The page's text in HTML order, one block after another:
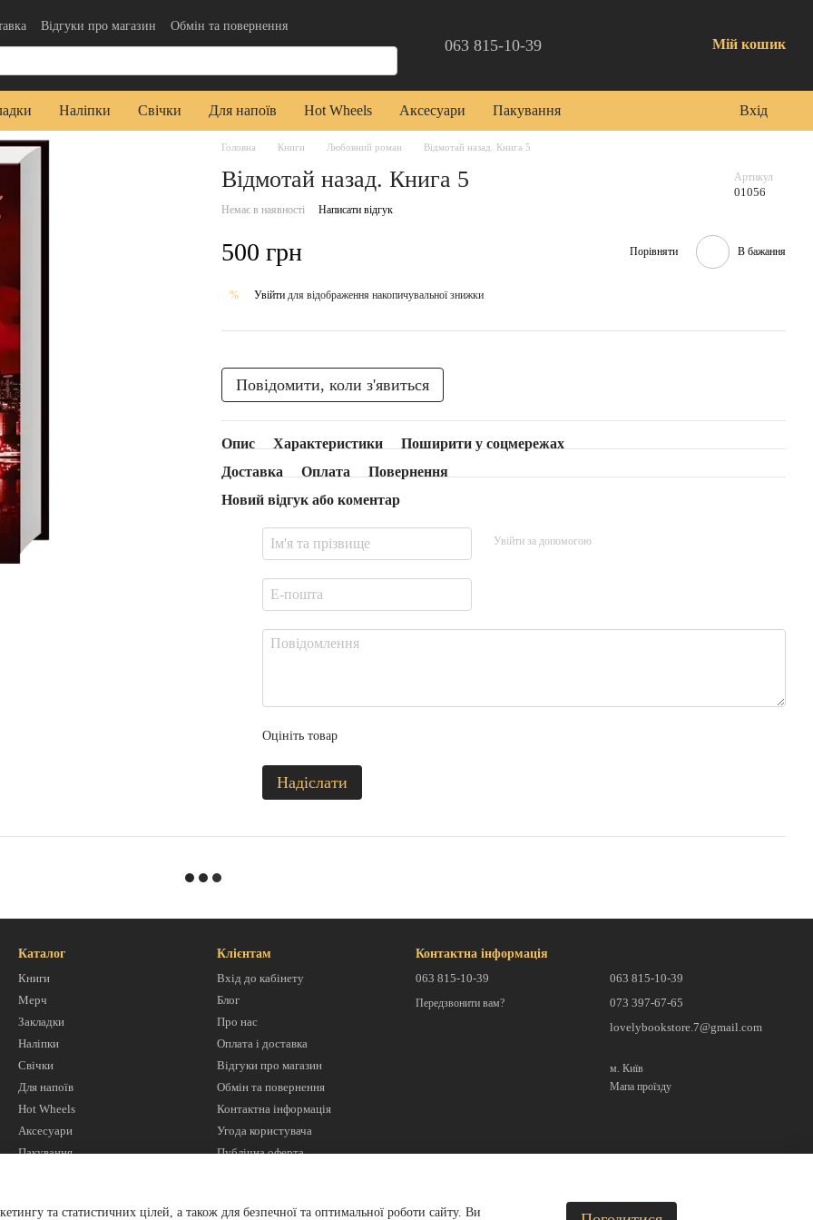
Відгуки про магазин
Обмін та повернення
користувача
Публічна оферта 063 815-10-39 Мій кошик
Наліпки Свічки Для напоїв Hot Wheels Аксесуари Пакування Вхід
Головна Книги Любовний роман Відмотай назад. Книга 5
Відмотай назад. Книга 5 Артикул
01056
Немає в наявності Написати відгук
500 грн Порівняти В бажання
% Увійти для відображення накопичувальної знижки
Повідомити, коли з'явиться
Опис Характеристики
Поширити у соцмережах
Доставка
Оплата
Повернення
Новий відгук або коментар
Увійти за допомогою
Оцініть товар
Надіслати
Каталог
Книги
Мерч
Закладки
Наліпки
Свічки
Для напоїв
Hot Wheels
Аксесуари
Пакування
Клієнтам
Вхід до кабінету
Блог
Про нас
Оплата і доставка
Відгуки про магазин
Обмін та повернення
Контактна інформація
Угода користувача
Публічна оферта
Контактна інформація
063 815-10-39
Передзвонити вам?
063 815-10-39
073 397-67-65
lovelybookstore.7@gmail.com
м. Київ
Мапа проїзду
та статистичних цілей, а також для безпечної та оптимальної роботи сайту. Ви